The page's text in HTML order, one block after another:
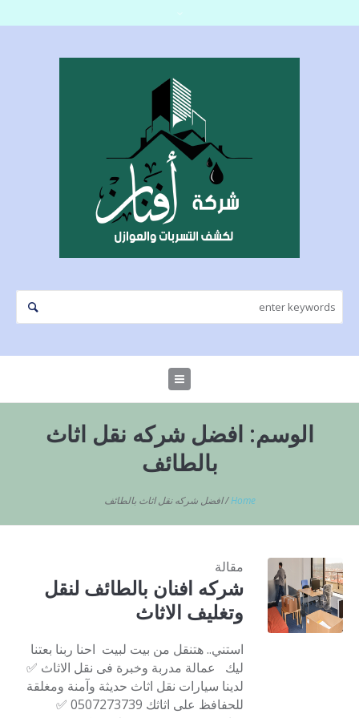
الوسم: افضل شركه نقل اثاث
بالطائف
Home
/افضل شركه نقل اثاث بالطائف
مقالة
شركه افنان بالطائف لنقل
وتغليف الاثاث
استني.. هتنقل من بيت لبيت احنا ربنا بعتنا
ليك عمالة مدربة وخبرة فى نقل الاثاث ✅
لدينا سيارات نقل اثاث حديثة وآمنة ومغلقة
للحفافظ على اثاثك 0507273739 ✅